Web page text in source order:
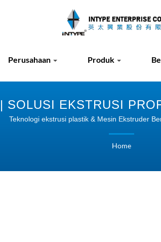
Perusahaan Produk
SOLUSI EKSTRUSI
Teknologi ekstrusi plastik & Mesin Ekstruder
Home